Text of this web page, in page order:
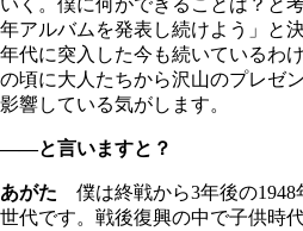
いく。僕に何ができることは？と
年アルバムを発表し続けよう」と
年代に突入した今も続いているわ
の頃に大人たちから沢山のプレゼ
影響している気がします。
――と言いますと？
あがた 僕は終戦から3年後の1948
世代です。戦後復興の中で子供時